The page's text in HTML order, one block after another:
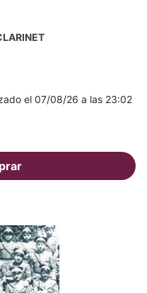
el 07/08/26 a las 23:02